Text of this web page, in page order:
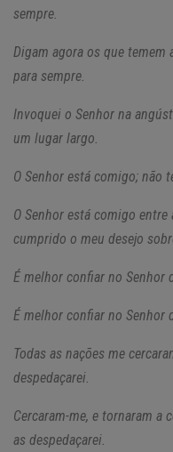
sempre.
Digam agora os que temem
para sempre.
Invoquei o Senhor na
um lugar largo.
O Senhor está comigo; não
O Senhor está comigo
cumprido o meu desejo
É melhor confiar no Senhor
É melhor confiar no Senhor
Todas as nações me
despedaçarei.
Cercaram-me, e tornaram a
as despedaçarei.